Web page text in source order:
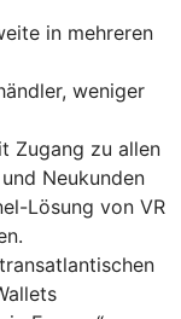
in mehreren
weniger
Zugang zu allen
Neukunden
Lösung von VR